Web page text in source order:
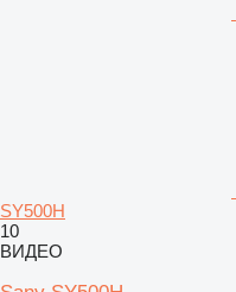
SY500H
10
ВИДЕО